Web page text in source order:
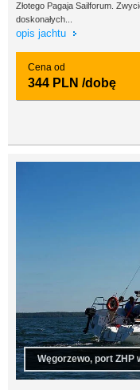
Złotego Pagaja Sailforum.
doskonałych...
opis jachtu
Cena od
344 PLN /dobę
Węgorzewo, port ZHP